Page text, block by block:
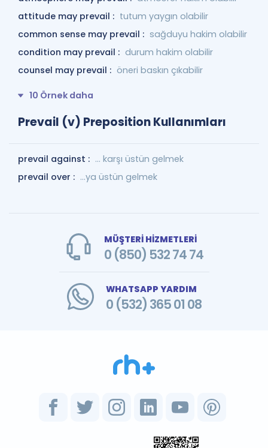
attitude may prevail : tutum yaygın olabilir
common sense may prevail : sağduyu hakim olabilir
condition may prevail : durum hakim olabilir
counsel may prevail : öneri baskın çıkabilir
10 Örnek daha
Prevail (v) Preposition Kullanımları
prevail against : ... karşı üstün gelmek
prevail over : ...ya üstün gelmek
MÜŞTERİ HİZMETLERİ
0 (850) 532 74 74
WHATSAPP YARDIM
0 (532) 365 01 08